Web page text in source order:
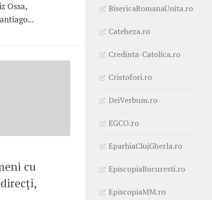
Ossa,
cu
BisericaRomanaUnita.ro
Cateheza.ro
Credinta-Catolica.ro
Cristofori.ro
DeiVerbum.ro
EGCO.ro
EparhiaClujGherla.ro
EpiscopiaBucuresti.ro
EpiscopiaMM.ro